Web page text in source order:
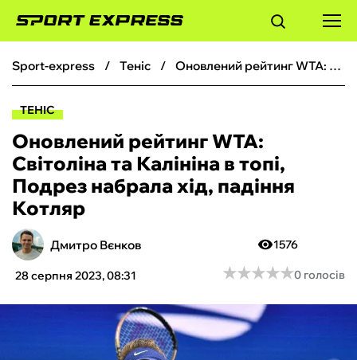
ФУТБОЛ
БОКС
ХОКЕЙ
ТЕНІС
КІБЕРСПОРТ
sport-express теніс Оновлений рейтинг WTA: Світоліна та Калініна в топі, Подрез набрала хід, падіння Котляр
ТЕНІС
Оновлений рейтинг WTA:
Світоліна та Калініна в топі,
Подрез набрала хід, падіння
Котляр
Дмитро Вєнков
28 серпня 2023, 08:31
1576
★★★★★
★★★★★0 голосів